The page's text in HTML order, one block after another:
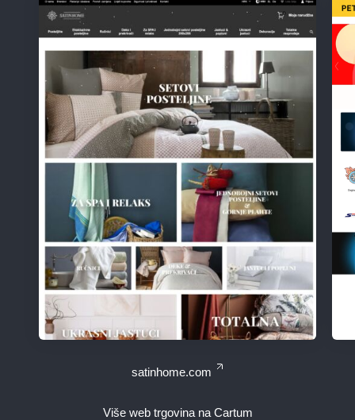
satinhome.com
Više web trgovina na Cartum